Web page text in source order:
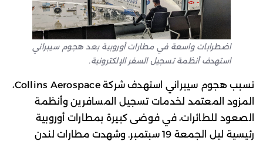
اضطرابات واسعة في مطارات أوروبية بعد هجوم سيبراني
استهدف أنظمة تسجيل السفر الإلكترونية.
تسبب هجوم سيبراني استهدف شركة Collins Aerospace،
المزود المعتمد لخدمات تسجيل المسافرين وأنظمة
الصعود للطائرات، في فوضى كبيرة بمطارات أوروبية
رئيسية ليل الجمعة 19 سبتمبر. وشهدت مطارات لندن